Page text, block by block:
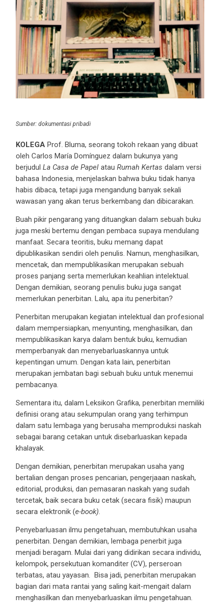
Sumber: dokumentasi pribadi
KOLEGA Prof. Bluma, seorang tokoh rekaan yang dibuat
oleh Carlos María Domínguez dalam bukunya yang
berjudul La Casa de Papelatau Rumah Kertas dalam versi
bahasa Indonesia, menjelaskan bahwa buku tidak hanya
habis dibaca, tetapi juga mengandung banyak sekali
wawasan yang akan terus berkembang dan dibicarakan.
Buah pikir pengarang yang dituangkan dalam sebuah buku
juga meski bertemu dengan pembaca supaya mendulang
manfaat. Secara teoritis, buku memang dapat
dipublikasikan sendiri oleh penulis. Namun, menghasilkan,
mencetak, dan mempublikasikan merupakan sebuah
proses panjang serta memerlukan keahlian intelektual.
Dengan demikian, seorang penulis buku juga sangat
memerlukan penerbitan. Lalu, apa itu penerbitan?
Penerbitan merupakan kegiatan intelektual dan profesional
dalam mempersiapkan, menyunting, menghasilkan, dan
mempublikasikan karya dalam bentuk buku, kemudian
memperbanyak dan menyebarluaskannya untuk
kepentingan umum. Dengan kata lain, penerbitan
merupakan jembatan bagi sebuah buku untuk menemui
pembacanya.
Sementara itu, dalam Leksikon Grafika, penerbitan memiliki
definisi orang atau sekumpulan orang yang terhimpun
dalam satu lembaga yang berusaha memproduksi naskah
sebagai barang cetakan untuk disebarluaskan kepada
khalayak.
Dengan demikian, penerbitan merupakan usaha yang
bertalian dengan proses pencarian, pengerjaaan naskah,
editorial, produksi, dan pemasaran naskah yang sudah
tercetak, baik secara buku cetak (secara fisik) maupun
secara elektronik (e-book).
Penyebarluasan ilmu pengetahuan, membutuhkan usaha
penerbitan. Dengan demikian, lembaga penerbit juga
menjadi beragam. Mulai dari yang didirikan secara individu,
kelompok, persekutuan komanditer (CV), perseroan
terbatas, atau yayasan. Bisa jadi, penerbitan merupakan
bagian dari mata rantai yang saling kait-mengait dalam
menghasilkan dan menyebarluaskan ilmu pengetahuan.